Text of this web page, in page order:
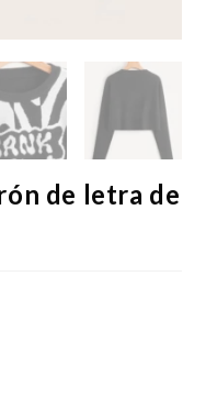
de letra de